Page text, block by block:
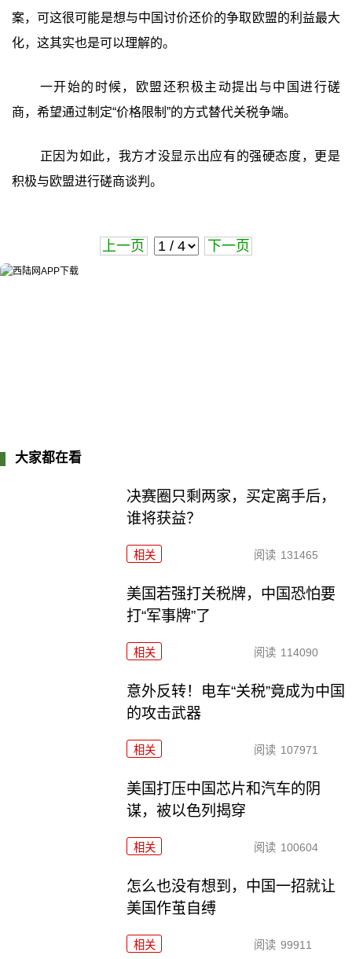
案，可这很可能是想与中国讨价还价的争取欧盟的利益最大
化，这其实也是可以理解的。
一开始的时候，欧盟还积极主动提出与中国进行磋
商，希望通过制定“价格限制”的方式替代关税争端。
正因为如此，我方才没显示出应有的强硬态度，更是
积极与欧盟进行磋商谈判。
上一页 下一页
大家都在看
决赛圈只剩两家，买定离手后，
谁将获益？
相关 阅读 131465
美国若强打关税牌，中国恐怕要
打“军事牌”了
相关 阅读 114090
意外反转！电车“关税”竟成为中国
的攻击武器
相关 阅读 107971
美国打压中国芯片和汽车的阴
谋，被以色列揭穿
相关 阅读 100604
怎么也没有想到，中国一招就让
美国作茧自缚
相关 阅读 99911